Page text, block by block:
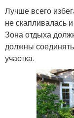
Лучше всего
не скапливалась
Зона отдыха
должны
участка.